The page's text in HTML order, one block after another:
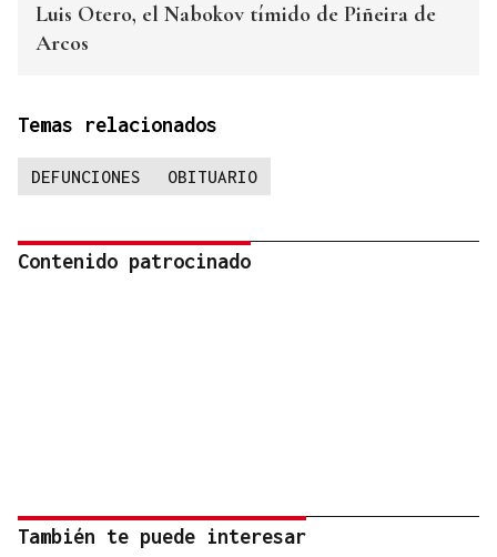
Luis Otero, el Nabokov tímido de Piñeira de
Arcos
Temas relacionados
DEFUNCIONES OBITUARIO
Contenido patrocinado
También te puede interesar